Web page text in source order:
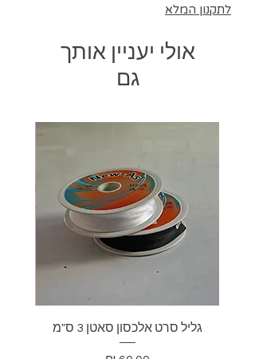
לתקנון המלא
אולי יעניין אותך
גם
גליל סרט אלכסון סאטן 3 ס"מ